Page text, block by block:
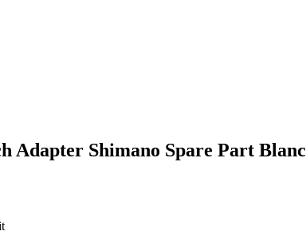
Adapter Shimano Spare Part Blanc